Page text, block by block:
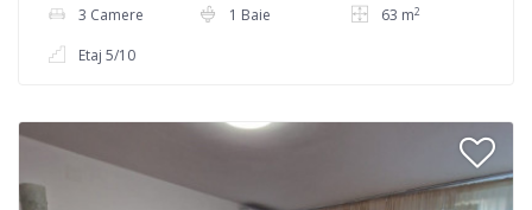
3 Camere 1 Baie 63 m2
Etaj 5/10